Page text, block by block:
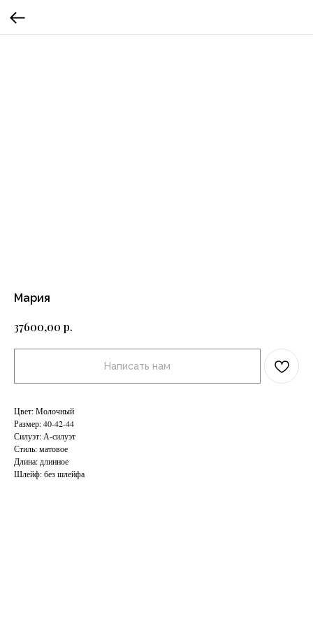
Мария
37600,00 р.
Написать нам
Цвет: Молочный
Размер: 40-42-44
Силуэт: А-силуэт
Стиль: матовое
Длина: длинное
Шлейф: без шлейфа